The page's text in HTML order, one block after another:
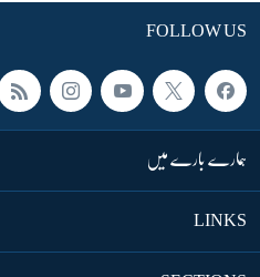
FOLLOW US
ہمارے بارے میں
LINKS